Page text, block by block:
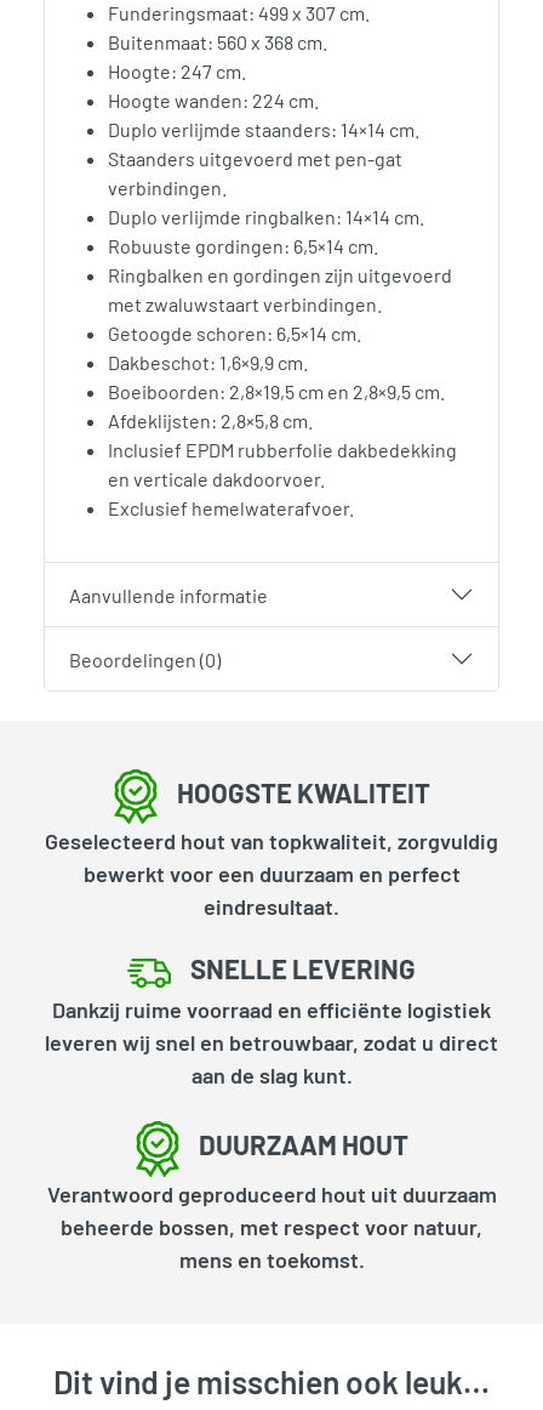
Funderingsmaat: 499 x 307 cm.
Buitenmaat: 560 x 368 cm.
Hoogte: 247 cm.
Hoogte wanden: 224 cm.
Duplo verlijmde staanders: 14×14 cm.
Staanders uitgevoerd met pen-gat
verbindingen.
Duplo verlijmde ringbalken: 14×14 cm.
Robuuste gordingen: 6,5×14 cm.
Ringbalken en gordingen zijn uitgevoerd
met zwaluwstaart verbindingen.
Getoogde schoren: 6,5×14 cm.
Dakbeschot: 1,6×9,9 cm.
Boeiboorden: 2,8×19,5 cm en 2,8×9,5 cm.
Afdeklijsten: 2,8×5,8 cm.
Inclusief EPDM rubberfolie dakbedekking
en verticale dakdoorvoer.
Exclusief hemelwaterafvoer.
Aanvullende informatie
Beoordelingen (0)
HOOGSTE KWALITEIT
Geselecteerd hout van topkwaliteit, zorgvuldig
bewerkt voor een duurzaam en perfect
eindresultaat.
SNELLE LEVERING
Dankzij ruime voorraad en efficiënte logistiek
leveren wij snel en betrouwbaar, zodat u direct
aan de slag kunt.
DUURZAAM HOUT
Verantwoord geproduceerd hout uit duurzaam
beheerde bossen, met respect voor natuur,
mens en toekomst.
Dit vind je misschien ook leuk…